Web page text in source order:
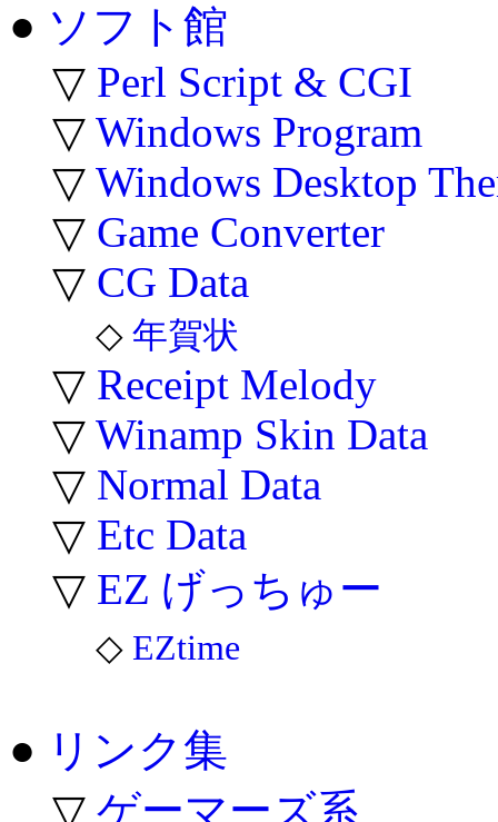
● ソフト館
▽ Perl Script & CGI
▽ Windows Program
▽ Windows Desktop
▽ Game Converter
▽ CG Data
◇ 年賀状
▽ Receipt Melody
▽ Winamp Skin Data
▽ Normal Data
▽ Etc Data
▽ EZ げっちゅー
◇ EZtime
● リンク集
▽ ゲーマーズ系